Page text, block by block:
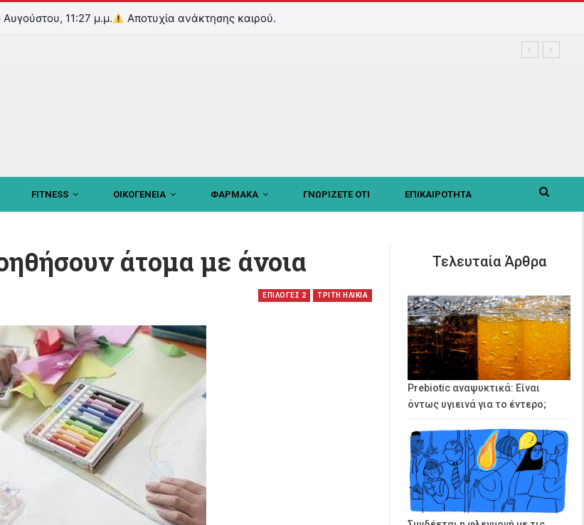
11:27 μ.μ. Αποτυχία ανάκτησης καιρού.
FITNESS ΟΙΚΟΓΕΝΕΙΑ ΦΑΡΜΑΚΑ ΓΝΩΡΙΖΕΤΕ ΟΤΙ ΕΠΙΚΑΙΡΟΤΗΤΑ
άτομα με άνοια
ΕΠΙΛΟΓΕΣ 2 ΤΡΙΤΗ ΗΛΙΚΙΑ
Τελευταία Άρθρα
Prebiotic αναψυκτικά: Είναι
όντως υγιεινά για το έντερο;